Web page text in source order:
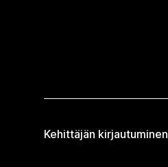
Kehittäjän kirjautuminen